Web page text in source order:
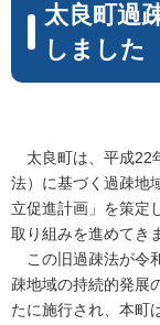
太良町過
しました
太良町は、平成22
法）に基づく過疎地
立促進計画」を策定
取り組みを進めてき
この旧過疎法が令
疎地域の持続的発展
たに施行され、本町